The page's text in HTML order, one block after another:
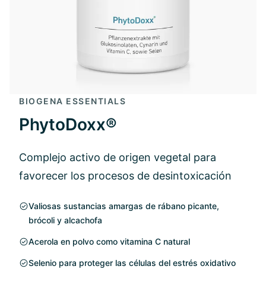
BIOGENA ESSENTIALS
PhytoDoxx®
Complejo activo de origen vegetal para
favorecer los procesos de desintoxicación
Valiosas sustancias amargas de rábano picante,
brócoli y alcachofa
Acerola en polvo como vitamina C natural
Selenio para proteger las células del estrés oxidativo